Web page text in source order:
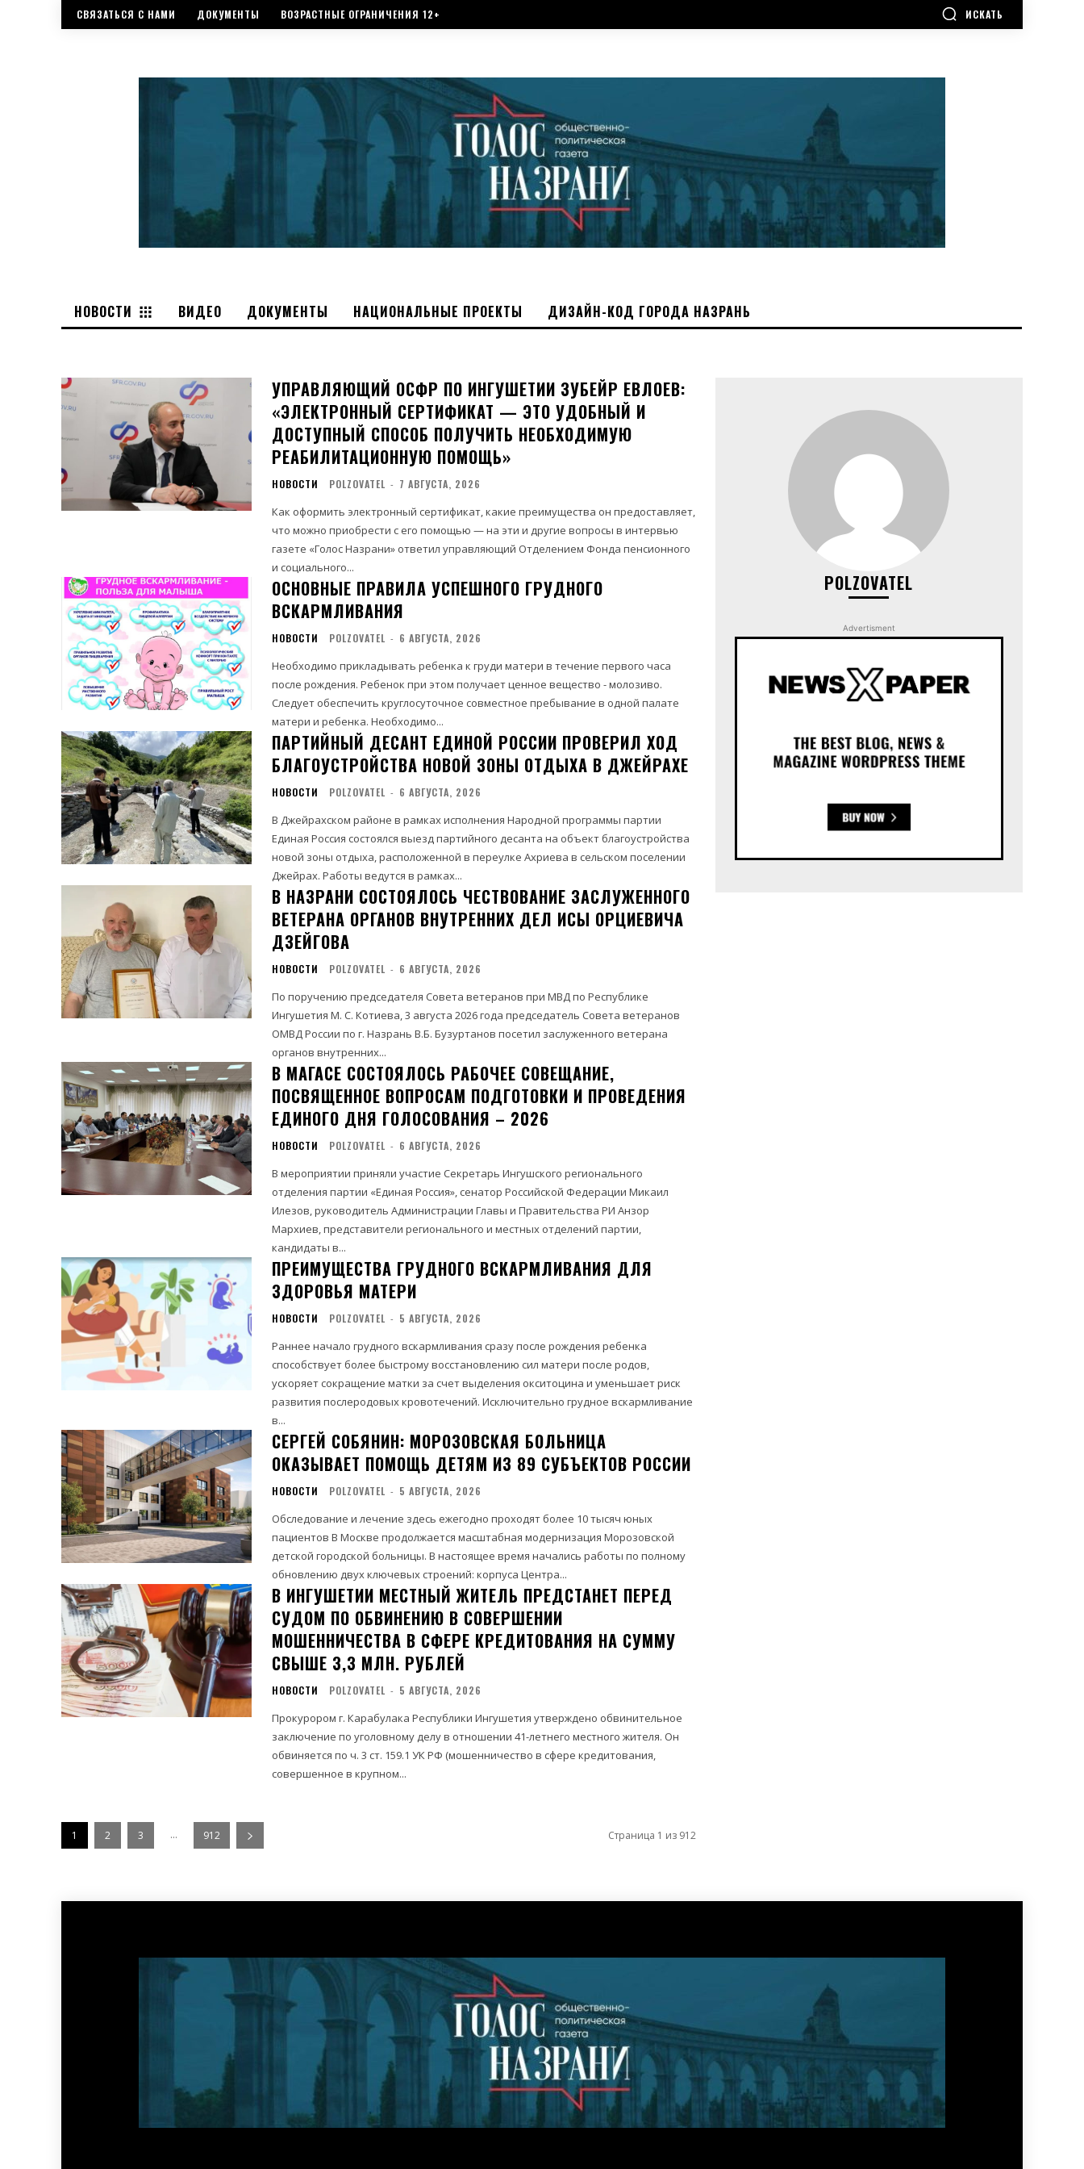
СВЯЗАТЬСЯ С НАМИ ДОКУМЕНТЫ ВОЗРАСТНЫЕ ОГРАНИЧЕНИЯ 12+ ИСКАТЬ
НОВОСТИ ВИДЕО ДОКУМЕНТЫ НАЦИОНАЛЬНЫЕ ПРОЕКТЫ ДИЗАЙН-КОД ГОРОДА НАЗРАНЬ
УПРАВЛЯЮЩИЙ ОСФР ПО ИНГУШЕТИИ ЗУБЕЙР ЕВЛОЕВ:
«ЭЛЕКТРОННЫЙ СЕРТИФИКАТ — ЭТО УДОБНЫЙ И
ДОСТУПНЫЙ СПОСОБ ПОЛУЧИТЬ НЕОБХОДИМУЮ
РЕАБИЛИТАЦИОННУЮ ПОМОЩЬ»
НОВОСТИ POLZOVATEL - 7 АВГУСТА, 2026
Как оформить электронный сертификат, какие преимущества он предоставляет,
что можно приобрести с его помощью — на эти и другие вопросы в интервью
газете «Голос Назрани» ответил управляющий Отделением Фонда пенсионного
и социального...
ОСНОВНЫЕ ПРАВИЛА УСПЕШНОГО ГРУДНОГО
ВСКАРМЛИВАНИЯ
НОВОСТИ POLZOVATEL - 6 АВГУСТА, 2026
Необходимо прикладывать ребенка к груди матери в течение первого часа
после рождения. Ребенок при этом получает ценное вещество - молозиво.
Следует обеспечить круглосуточное совместное пребывание в одной палате
матери и ребенка. Необходимо...
ПАРТИЙНЫЙ ДЕСАНТ ЕДИНОЙ РОССИИ ПРОВЕРИЛ ХОД
БЛАГОУСТРОЙСТВА НОВОЙ ЗОНЫ ОТДЫХА В ДЖЕЙРАХЕ
НОВОСТИ POLZOVATEL - 6 АВГУСТА, 2026
В Джейрахском районе в рамках исполнения Народной программы партии
Единая Россия состоялся выезд партийного десанта на объект благоустройства
новой зоны отдыха, расположенной в переулке Ахриева в сельском поселении
Джейрах. Работы ведутся в рамках...
В НАЗРАНИ СОСТОЯЛОСЬ ЧЕСТВОВАНИЕ ЗАСЛУЖЕННОГО
ВЕТЕРАНА ОРГАНОВ ВНУТРЕННИХ ДЕЛ ИСЫ ОРЦИЕВИЧА
ДЗЕЙГОВА
НОВОСТИ POLZOVATEL - 6 АВГУСТА, 2026
По поручению председателя Совета ветеранов при МВД по Республике
Ингушетия М. С. Котиева, 3 августа 2026 года председатель Совета ветеранов
ОМВД России по г. Назрань В.Б. Бузуртанов посетил заслуженного ветерана
органов внутренних...
В МАГАСЕ СОСТОЯЛОСЬ РАБОЧЕЕ СОВЕЩАНИЕ,
ПОСВЯЩЕННОЕ ВОПРОСАМ ПОДГОТОВКИ И ПРОВЕДЕНИЯ
ЕДИНОГО ДНЯ ГОЛОСОВАНИЯ – 2026
НОВОСТИ POLZOVATEL - 6 АВГУСТА, 2026
В мероприятии приняли участие Секретарь Ингушского регионального
отделения партии «Единая Россия», сенатор Российской Федерации Микаил
Илезов, руководитель Администрации Главы и Правительства РИ Анзор
Мархиев, представители регионального и местных отделений партии,
кандидаты в...
ПРЕИМУЩЕСТВА ГРУДНОГО ВСКАРМЛИВАНИЯ ДЛЯ
ЗДОРОВЬЯ МАТЕРИ
НОВОСТИ POLZOVATEL - 5 АВГУСТА, 2026
Раннее начало грудного вскармливания сразу после рождения ребенка
способствует более быстрому восстановлению сил матери после родов,
ускоряет сокращение матки за счет выделения окситоцина и уменьшает риск
развития послеродовых кровотечений. Исключительно грудное вскармливание
в...
СЕРГЕЙ СОБЯНИН: МОРОЗОВСКАЯ БОЛЬНИЦА
ОКАЗЫВАЕТ ПОМОЩЬ ДЕТЯМ ИЗ 89 СУБЪЕКТОВ РОССИИ
НОВОСТИ POLZOVATEL - 5 АВГУСТА, 2026
Обследование и лечение здесь ежегодно проходят более 10 тысяч юных
пациентов В Москве продолжается масштабная модернизация Морозовской
детской городской больницы. В настоящее время начались работы по полному
обновлению двух ключевых строений: корпуса Центра...
В ИНГУШЕТИИ МЕСТНЫЙ ЖИТЕЛЬ ПРЕДСТАНЕТ ПЕРЕД
СУДОМ ПО ОБВИНЕНИЮ В СОВЕРШЕНИИ
МОШЕННИЧЕСТВА В СФЕРЕ КРЕДИТОВАНИЯ НА СУММУ
СВЫШЕ 3,3 МЛН. РУБЛЕЙ
НОВОСТИ POLZOVATEL - 5 АВГУСТА, 2026
Прокурором г. Карабулака Республики Ингушетия утверждено обвинительное
заключение по уголовному делу в отношении 41-летнего местного жителя. Он
обвиняется по ч. 3 ст. 159.1 УК РФ (мошенничество в сфере кредитования,
совершенное в крупном...
1 2 3 ... 912 Страница 1 из 912
POLZOVATEL
Advertisment